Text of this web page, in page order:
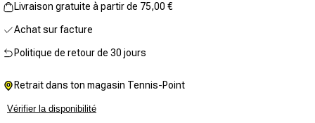
Livraison gratuite à partir de 75,00 €
Achat sur facture
Politique de retour de 30 jours
Retrait dans ton magasin Tennis-Point
Vérifier la disponibilité